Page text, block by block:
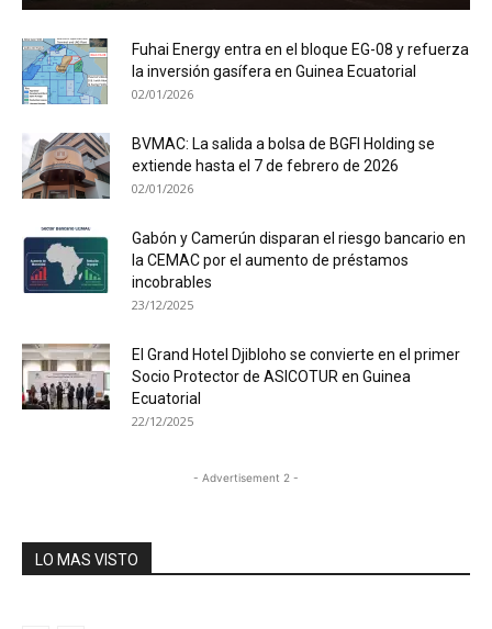
Fuhai Energy entra en el bloque EG-08 y refuerza
la inversión gasífera en Guinea Ecuatorial
02/01/2026
BVMAC: La salida a bolsa de BGFI Holding se
extiende hasta el 7 de febrero de 2026
02/01/2026
Gabón y Camerún disparan el riesgo bancario en
la CEMAC por el aumento de préstamos
incobrables
23/12/2025
El Grand Hotel Djibloho se convierte en el primer
Socio Protector de ASICOTUR en Guinea
Ecuatorial
22/12/2025
- Advertisement 2 -
LO MAS VISTO